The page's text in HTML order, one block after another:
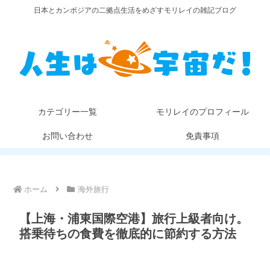
日本とカンボジアの二拠点生活をめざすモリレイの雑記ブログ
カテゴリー一覧 モリレイのプロフィール
お問い合わせ 免責事項
ホーム 海外旅行
【上海・浦東国際空港】旅行上級者向け。
搭乗待ちの食費を徹底的に節約する方法